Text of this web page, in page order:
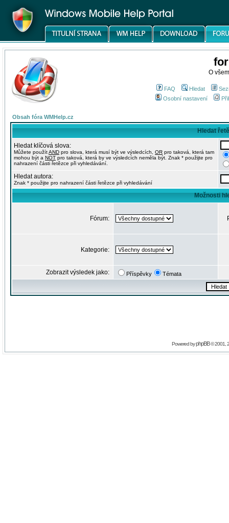
O
FAQ Hledat
Osobní nastavení
Obsah fóra WMHelp.cz
Hledat
Hledat klíčová slova:
Můžete použítAND pro slova, která musí být ve výsledcích, OR pro taková, která tam
mohou být a NOT pro taková, která by ve výsledcích neměla být. Znak * použijte pro
nahrazení části řetězce při vyhledávání.
Hledat autora:
Znak * použijte pro nahrazení části řetězce při vyhledávání
Možnosti
Fórum:
Kategorie:
Zobrazit výsledek jako: Příspěvky Témata
Powered byphpBB© 2001,